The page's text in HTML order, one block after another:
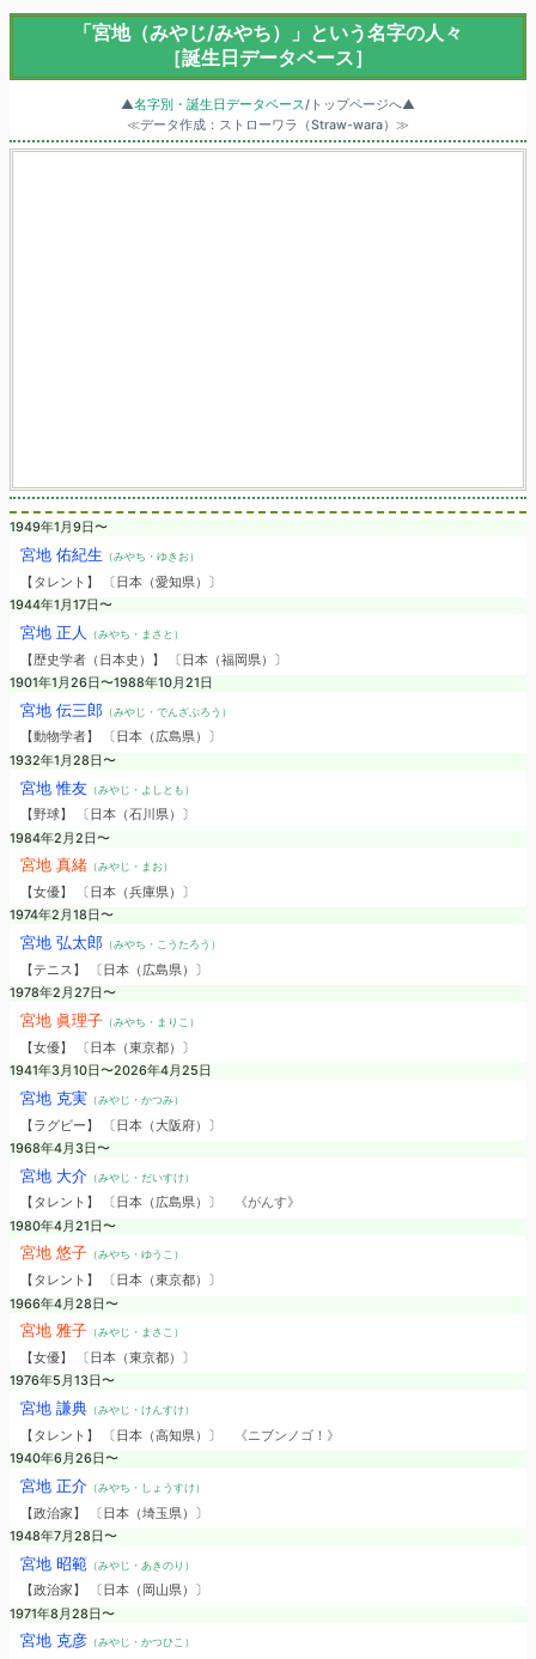
「宮地（みやじ/みやち）」という名字の人々
［誕生日データベース］
▲名字別・誕生日データベース/トップページへ▲
≪データ作成：ストローワラ（Straw-wara）≫
1949年1月9日〜
宮地 佑紀生 （みやち・ゆきお）
【タレント】 〔日本（愛知県）〕
1944年1月17日〜
宮地 正人 （みやち・まさと）
【歴史学者（日本史）】 〔日本（福岡県）〕
1901年1月26日〜1988年10月21日
宮地 伝三郎（みやじ・でんざぶろう）
【動物学者】 〔日本（広島県）〕
1932年1月28日〜
宮地 惟友（みやじ・よしとも）
【野球】 〔日本（石川県）〕
1984年2月2日〜
宮地 真緒（みやじ・まお）
【女優】 〔日本（兵庫県）〕
1974年2月18日〜
宮地 弘太郎（みやち・こうたろう）
【テニス】 〔日本（広島県）〕
1978年2月27日〜
宮地 眞理子（みやち・まりこ）
【女優】 〔日本（東京都）〕
1941年3月10日〜2026年4月25日
宮地 克実（みやじ・かつみ）
【ラグビー】 〔日本（大阪府）〕
1968年4月3日〜
宮地 大介（みやじ・だいすけ）
【タレント】 〔日本（広島県）〕
《がんす》
1980年4月21日〜
宮地 悠子（みやち・ゆうこ）
【タレント】 〔日本（東京都）〕
1966年4月28日〜
宮地 雅子（みやじ・まさこ）
【女優】 〔日本（東京都）〕
1976年5月13日〜
宮地 謙典（みやじ・けんすけ）
【タレント】 〔日本（高知県）〕
《ニブンノゴ！》
1940年6月26日〜
宮地 正介（みやち・しょうすけ）
【政治家】 〔日本（埼玉県）〕
1948年7月28日〜
宮地 昭範 （みやじ・あきのり）
【政治家】 〔日本（岡山県）〕
1971年8月28日〜
宮地 克彦（みやじ・かつひこ）